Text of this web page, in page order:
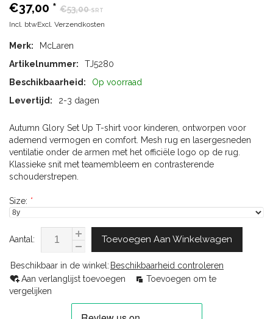
€37,00 * €53,00SRT
Incl. btwExcl. Verzendkosten
Merk:
McLaren
Artikelnummer:
TJ5280
Beschikbaarheid:
Op voorraad
Levertijd:
2-3 dagen
Autumn Glory Set Up T-shirt voor kinderen, ontworpen voor
ademend vermogen en comfort. Mesh rug en lasergesneden
ventilatie onder de armen met het officiële logo op de rug.
Klassieke snit met teamembleem en contrasterende
schouderstrepen.
Size: *
Aantal: Toevoegen Aan Winkelwagen
Beschikbaar in de winkel: Beschikbaarheid controleren
Aan verlanglijst toevoegen
Toevoegen om te
vergelijken